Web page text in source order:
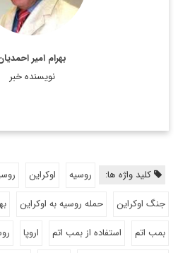
بهرام امیر
نویسنده خبر
کلید واژه ها: روسیه اوکراین
جنگ اوکراین
حمله روسیه به اوکراین
بمب اتم
استفاده از بمب اتم اروپا